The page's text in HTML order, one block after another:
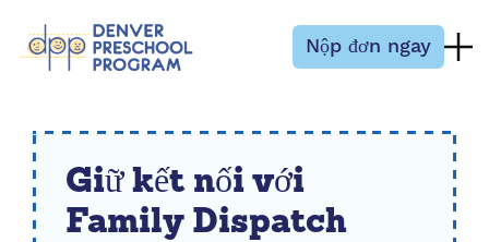
Nộp đơn ngay
Giữ kết nối với
Family Dispatch